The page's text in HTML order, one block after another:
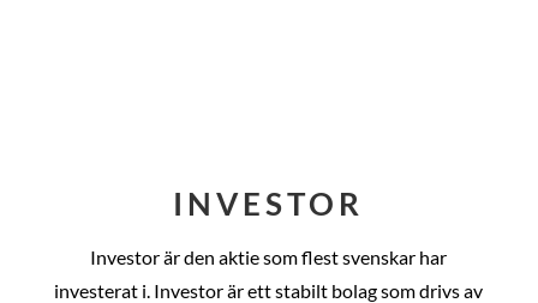
INVESTOR
Investor är den aktie som flest svenskar har
investerat i. Investor är ett stabilt bolag som drivs av